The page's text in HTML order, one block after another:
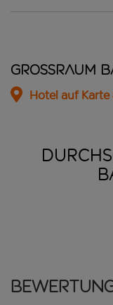
Grossraum
Hotel auf Karte